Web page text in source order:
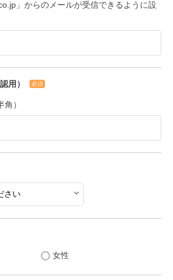
」からのメールが受信できるように設
用） 必須
）
女性